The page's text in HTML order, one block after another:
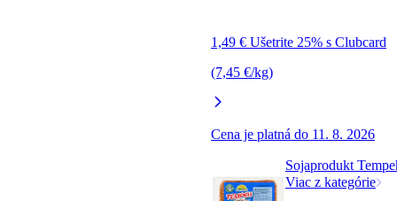
1,49 € Ušetrite 25% s Clubcard
(7,45 €/kg)
Cena je platná do 11. 8. 2026
Sojaprodukt
Viac z kategórie